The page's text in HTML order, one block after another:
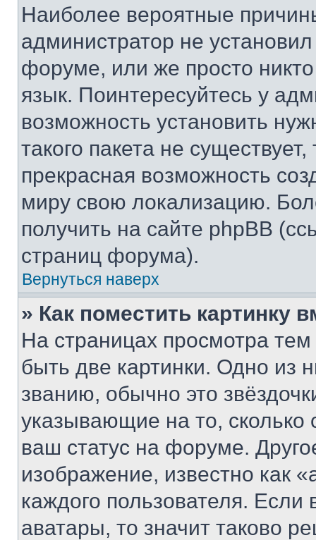
Наиболее вероятные
администратор не
форуме, или же просто
язык. Поинтересуйтесь у
возможность установить
такого пакета не
прекрасная возможность
миру свою локализацию.
получить на сайте phpBB
страниц форума).
Вернуться наверх
» Как поместить картинку
На страницах просмотра
быть две картинки. Одно из
званию, обычно это
указывающие на то,
ваш статус на форуме.
изображение, известно как
каждого пользователя.
аватары, то значит таково